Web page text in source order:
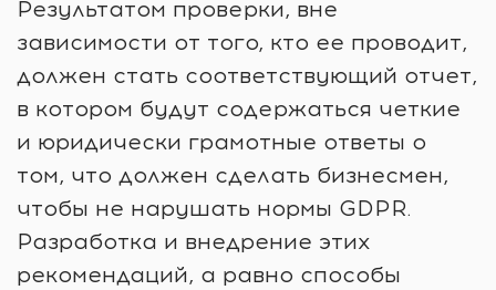
Результатом проверки, вне
зависимости от того, кто ее проводит,
должен стать соответствующий отчет,
в котором будут содержаться четкие
и юридически грамотные ответы о
том, что должен сделать бизнесмен,
чтобы не нарушать нормы GDPR.
Разработка и внедрение этих
рекомендаций, а равно способы